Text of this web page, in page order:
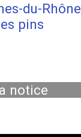
du-
pins
notice